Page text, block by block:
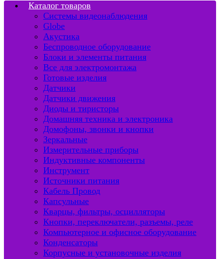
Каталог товаров
Системы видеонаблюдения
Globe
Акустика
Беспроводное оборудование
Блоки и элементы питания
Все для электромонтажа
Готовые изделия
Датчики
Датчики движения
Диоды и тиристоры
Домашняя техника и электроника
Домофоны, звонки и кнопки
Зеркальные
Измерительные приборы
Индуктивные компоненты
Инструмент
Источники питания
Кабель Провод
Капсульные
Кварцы, фильтры, осцилляторы
Кнопки, переключатели, разъемы, реле
Компьютерное и офисное оборудование
Конденсаторы
Корпусные и установочные изделия